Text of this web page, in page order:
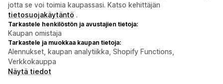
jotta se voi toimia kaupassasi. Katso kehittäjän
tietosuojakäytäntö .
Tarkastele henkilöstön ja avustajien tietoja:
Kaupan omistaja
Tarkastele ja muokkaa kaupan tietoja:
Alennukset, kaupan analytiikka, Shopify Functions,
Verkkokauppa
Näytä tiedot